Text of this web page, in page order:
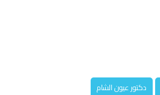
دكتور عيون الشام